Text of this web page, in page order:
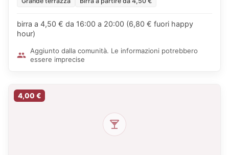
birra a 4,50 € da 16:00 a 20:00 (6,80 € fuori happy
hour)
Aggiunto dalla comunità. Le informazioni potrebbero
essere imprecise
4,00 €